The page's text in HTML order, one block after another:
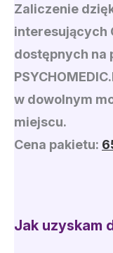
Zaliczenie
interesujących
dostępnych na
w dowolnym
miejscu.
Cena pakietu:
Jak uzyskam